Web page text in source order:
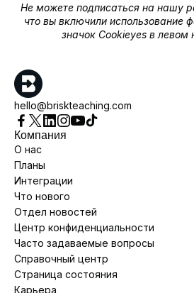
Не можете подписаться на нашу
что вы включили использование
значок Cookieyes в левом
hello@briskteaching.com
Компания
О нас
Планы
Интеграции
Что нового
Отдел новостей
Центр конфиденциальности
Часто задаваемые вопросы
Справочный центр
Страница состояния
Карьера